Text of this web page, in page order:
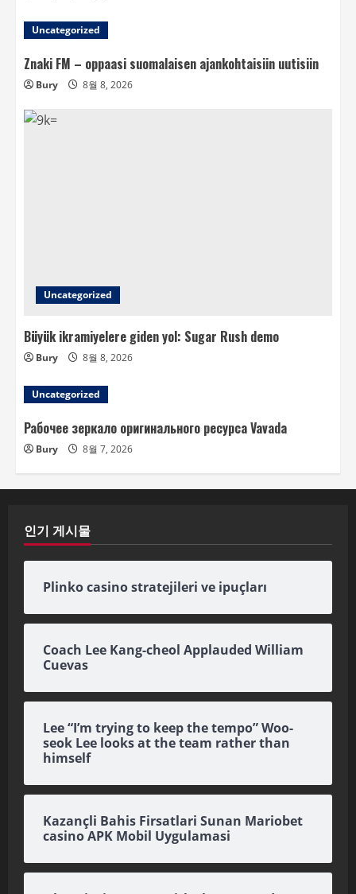
Uncategorized
Znaki FM – oppaasi suomalaisen ajankohtaisiin uutisiin
Bury 8월 8, 2026
Uncategorized
Büyük ikramiyelere giden yol: Sugar Rush demo
Bury 8월 8, 2026
Uncategorized
Рабочее зеркало оригинального ресурса Vavada
Bury 8월 7, 2026
인기 게시물
Plinko casino stratejileri ve ipuçları
Coach Lee Kang-cheol Applauded William
Cuevas
Lee “I’m trying to keep the tempo” Woo-
seok Lee looks at the team rather than
himself
Kazançli Bahis Firsatlari Sunan Mariobet
casino APK Mobil Uygulamasi